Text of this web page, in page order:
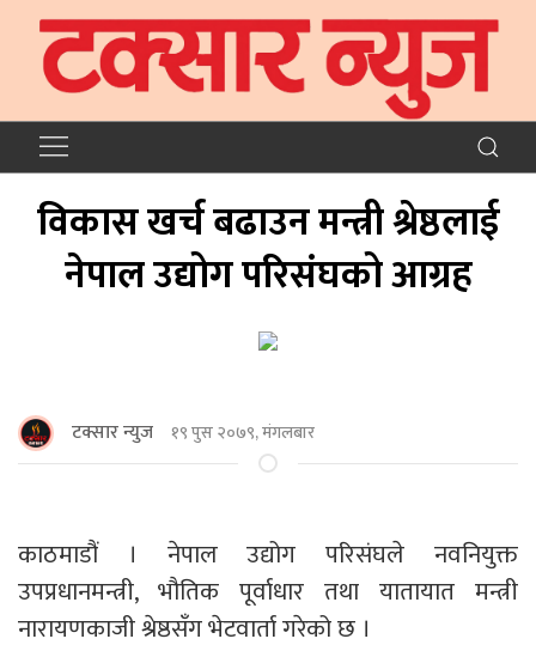
विकास खर्च बढाउन मन्त्री श्रेष्ठलाई
नेपाल उद्योग परिसंघको आग्रह
टक्सार न्युज १९ पुस २०७९, मंगलबार
काठमाडौं । नेपाल उद्योग परिसंघले नवनियुक्त
उपप्रधानमन्त्री, भौतिक पूर्वाधार तथा यातायात मन्त्री
नारायणकाजी श्रेष्ठसँग भेटवार्ता गरेको छ ।